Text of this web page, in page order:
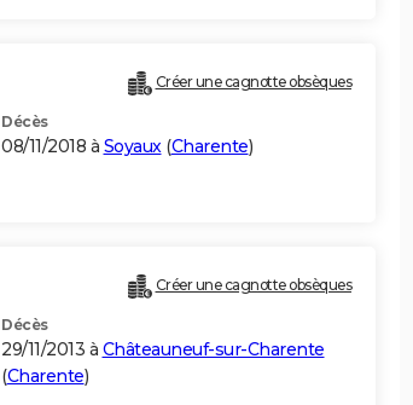
Créer une cagnotte obsèques
Décès
08/11/2018 à Soyaux(Charente)
Créer une cagnotte obsèques
Décès
29/11/2013 à Châteauneuf-sur-Charente
(Charente)